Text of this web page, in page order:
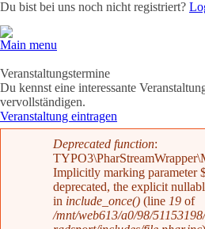
Du bist bei uns noch nicht registriert?
Main menu
Veranstaltungstermine
Du kennst eine interessante
vervollständigen.
Veranstaltung eintragen
Fehlermeldung
Deprecated function:
Implicitly marking parameter
deprecated, the explicit
in include_once() (line 19 of
/mnt/web613/a0/98/